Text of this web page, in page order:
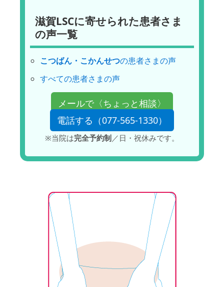
滋賀LSCに寄せられた患者さま
の声一覧
こつばん・こかんせつの患者さまの声
すべての患者さまの声
メールで〈ちょっと相談〉
電話する（077-565-1330）
※当院は完全予約制／日・祝休みです。